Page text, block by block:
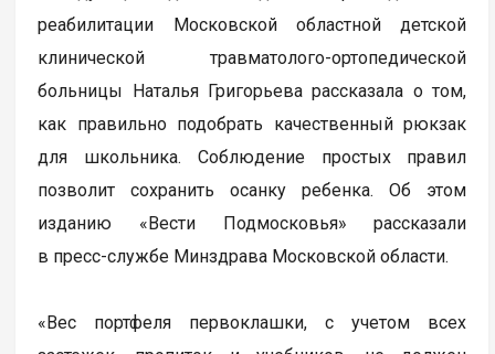
реабилитации Московской областной детской
клинической травматолого-ортопедической
больницы Наталья Григорьева рассказала о том,
как правильно подобрать качественный рюкзак
для школьника. Соблюдение простых правил
позволит сохранить осанку ребенка. Об этом
изданию «Вести Подмосковья» рассказали
в пресс-службе Минздрава Московской области.
«Вес портфеля первоклашки, с учетом всех